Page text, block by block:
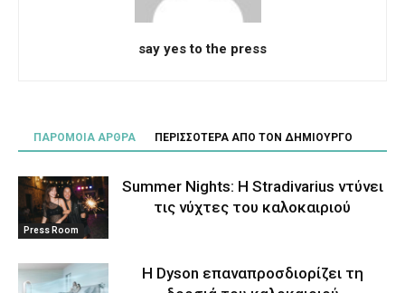
say yes to the press
ΠΑΡΟΜΟΙΑ ΑΡΘΡΑ ΠΕΡΙΣΣΟΤΕΡΑ ΑΠΟ ΤΟΝ ΔΗΜΙΟΥΡΓΟ
Press Room
Summer Nights: Η Stradivarius ντύνει
τις νύχτες του καλοκαιριού
Η Dyson επαναπροσδιορίζει τη